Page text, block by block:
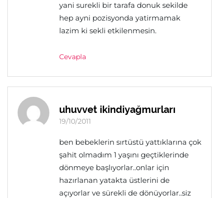
yani surekli bir tarafa donuk sekilde
hep ayni pozisyonda yatirmamak
lazim ki sekli etkilenmesin.
Cevapla
uhuvvet ikindiyağmurları
19/10/2011
ben bebeklerin sırtüstü yattıklarına çok
şahit olmadım 1 yaşını geçtiklerinde
dönmeye başlıyorlar..onlar için
hazırlanan yatakta üstlerini de
açıyorlar ve sürekli de dönüyorlar..siz